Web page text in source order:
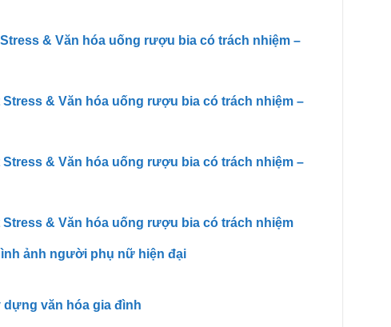
& Văn hóa uống rượu bia có trách nhiệm –
& Văn hóa uống rượu bia có trách nhiệm –
& Văn hóa uống rượu bia có trách nhiệm –
& Văn hóa uống rượu bia có trách nhiệm
ảnh người phụ nữ hiện đại
văn hóa gia đình